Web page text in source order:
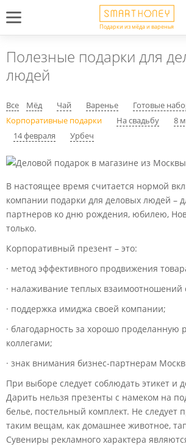
Подарки из мёда и варенья
Полезные подарки для
людей
Все Мёд Чай Варенье Готовые
Корпоративные подарки
На свадьбу 8
14 февраля
Урбеч
В настоящее время считается нормой
компании подарки для деловых людей –
партнеров ко дню рождения, юбилею,
только.
Корпоративный презент – это:
· метод эффективного продвижения
· налаживание теплых взаимоотношений
· поддержка имиджа своей компании;
· благодарность за хорошо проделанную
коллегами;
· знак внимания бизнес-партнерам
При выборе следует соблюдать этикет и
Дарить нельзя презенты с намеком на
белье, постельный комплект. Не следует
таким вещам, как домашнее животное,
Сувениры рекламного характера